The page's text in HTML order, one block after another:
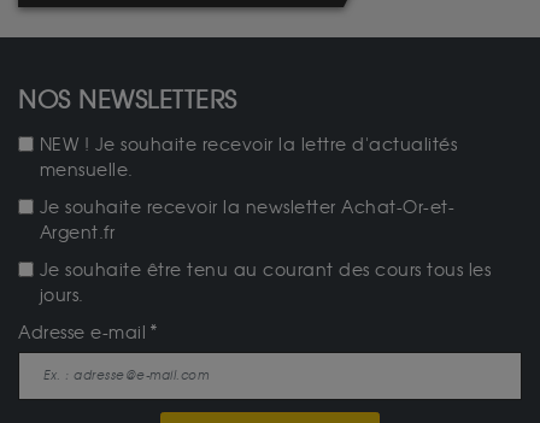
NOS NEWSLETTERS
NEW ! Je souhaite recevoir la lettre d'actualités
mensuelle.
Je souhaite recevoir la newsletter Achat-Or-et-
Argent.fr
Je souhaite être tenu au courant des cours tous les
jours.
Adresse e-mail